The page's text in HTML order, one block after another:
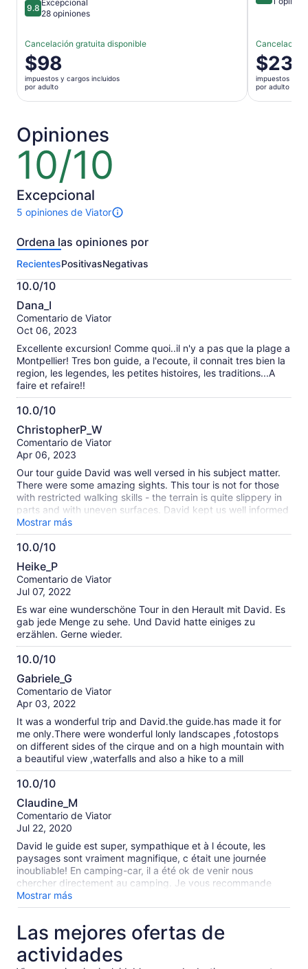
9.89.8 de 10
Excepcional
28 opiniones
Cancelación gratuita disponible
El
precio
es
de
por
adulto
$98
impuestos y cargos incluidos
por adulto
Cancelación
El
precio
es
de
$23
impuestos y
por adulto
Opiniones
10/10
10
10
Excepcional
5 opiniones de Viator
Hay
opiniones
esta
actividad.
Más
información
sobre
nuestras
verificadas
Ordena las opiniones por
RecientesPositivasNegativas
10.0/10
10.0
de
10
Dana_I
Comentario de Viator
Oct 06, 2023
Excellente excursion! Comme quoi..il n'y a pas que la plage a
Montpellier! Tres bon guide, a l'ecoute, il connait tres bien la
region, les legendes, les petites histoires, les traditions...A
faire et refaire!!
10.0/10
10.0
de
10
ChristopherP_W
Comentario de Viator
Apr 06, 2023
Our tour guide David was well versed in his subject matter.
There were some amazing sights. This tour is not for those
with restricted walking skills - the terrain is quite slippery in
parts and with uneven surfaces. David kept us well informed
of what standard to expect at each site.
Mostrar más
10.0/10
10.0
de
10
Heike_P
Comentario de Viator
Jul 07, 2022
Es war eine wunderschöne Tour in den Herault mit David. Es
gab jede Menge zu sehe. Und David hatte einiges zu
erzählen. Gerne wieder.
10.0/10
10.0
de
10
Gabriele_G
Comentario de Viator
Apr 03, 2022
It was a wonderful trip and David.the guide.has made it for
me only.There were wonderful lonly landscapes ,fotostops
on different sides of the cirque and on a high mountain with
a beautiful view ,waterfalls and also a hike to a mill
10.0/10
10.0
de
10
Claudine_M
Comentario de Viator
Jul 22, 2020
David le guide est super, sympathique et à l écoute, les
paysages sont vraiment magnifique, c était une journée
inoubliable! En camping-car, il a été ok de venir nous
chercher directement au camping. Je vous recommande
chaudement cette excursion.
Mostrar más
Las mejores ofertas de
actividades